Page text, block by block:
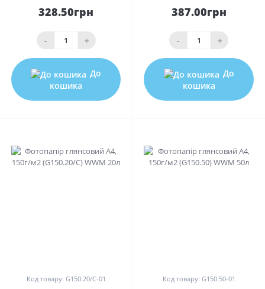
328.50грн
- +
До
кошика
387.00грн
- +
До
кошика
Код товару: G150.20/C-01 Код товару: G150.50-01